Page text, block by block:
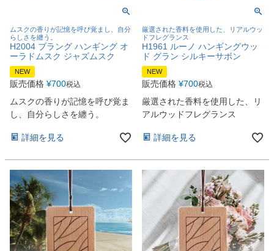
ムスクの香りが記憶を呼び覚まし、自分
らしさを纏う。
H2004 ブラング ハンギング オ
ーラドムスク ジャズムスク
NEW
販売価格 ¥700税込
ムスクの香りが記憶を呼び覚ま
し、自分らしさを纏う。
詳細を見る
厳選された香料を使用した、リアルウッ
ドフレグランス
H1961 ルーノ ハンギングウッ
ド グラン シルキーサボン
NEW
販売価格 ¥700税込
厳選された香料を使用した、リ
アルウッドフレグランス
詳細を見る